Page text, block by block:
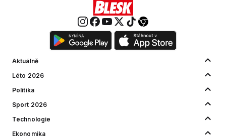
Aktuálně
Léto 2026
Politika
Sport 2026
Technologie
Ekonomika